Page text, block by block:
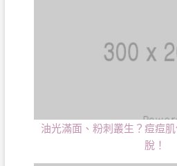
油光滿面、粉刺叢生？痘痘
脫！